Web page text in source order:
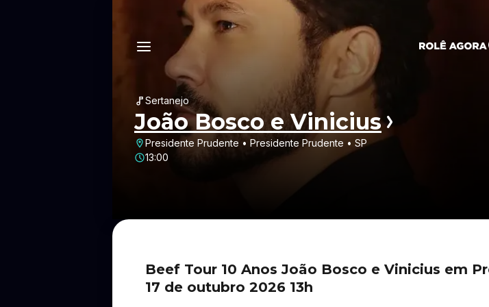
Sertanejo
João Bosco e Vinicius
Presidente Prudente • Presidente Prudente • SP
13:00
Beef Tour 10 Anos João Bosco e Vinicius em
17 de outubro 2026 13h